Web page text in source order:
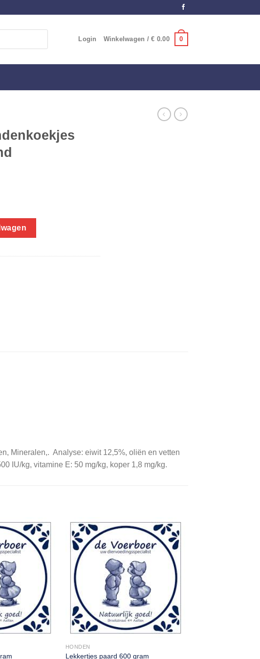
Login Winkelwagen /€ 0.00 0
Mergpijp-rund aantal
Mineralen,. Analyse: eiwit 12,5%, oliën en vetten
IU/kg, vitamine E: 50 mg/kg, koper 1,8 mg/kg.
HONDEN
Lekkertjes paard 600 gram